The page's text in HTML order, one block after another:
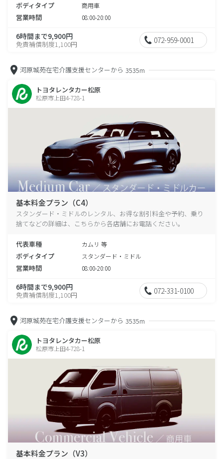
ボディタイプ 商用車
営業時間 08:00-20:00
6時間まで9,900円
免責補償制度1,100円 072-959-0001
河原城苑在宅介護支援センターから 3535m
トヨタレンタカー松原
松原市上田4-728-1
基本料金プラン（C4）
スタンダード・ミドルのレンタル、お得な割引料金や予約、乗り
捨てなどの詳細は、こちらから各店舗にお電話ください。
代表車種 カムリ 等
ボディタイプ スタンダード・ミドル
営業時間 08:00-20:00
6時間まで9,900円
免責補償制度1,100円 072-331-0100
河原城苑在宅介護支援センターから 3535m
トヨタレンタカー松原
松原市上田4-728-1
基本料金プラン（V3）